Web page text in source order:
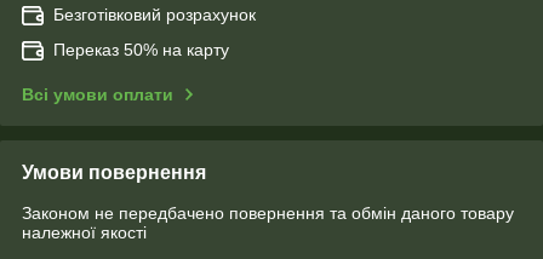
Безготівковий розрахунок
Переказ 50% на карту
Всі умови оплати
Умови повернення
Законом не передбачено повернення та обмін даного товару
належної якості